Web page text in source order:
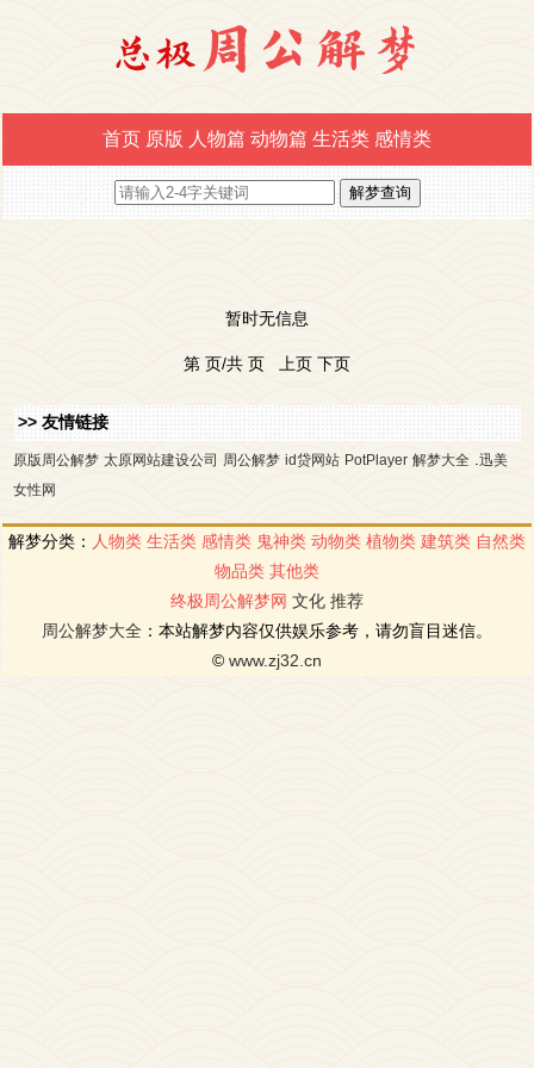
首页 原版 人物篇 动物篇 生活类 感情类
暂时无信息
第 页/共 页 上页 下页
>> 友情链接
原版周公解梦 太原网站建设公司 周公解梦 id贷网站 PotPlayer 解梦大全
迅美
女性网
解梦分类： 人物类 生活类 感情类 鬼神类 动物类 植物类 建筑类 自然类
物品类 其他类
终极周公解梦网 文化 推荐
周公解梦大全 ：本站解梦内容仅供娱乐参考，请勿盲目迷信。
© www.zj32.cn